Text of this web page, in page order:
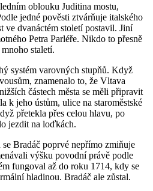
oblouku Juditina mostu,
jedné pověsti ztvárňuje italského
ve dvanáctém století postavil. Jiní
Petra Parléře. Nikdo to přesně
staletí.
systém varovných stupňů. Když
znamenalo to, že Vltava
částech města se měli připravit
k jeho ústům, ulice na staroměstské
přetekla přes celou hlavu, po
jezdit na loďkách.
Bradáč poprvé nepřímo zmiňuje
výšku povodní právě podle
fungoval až do roku 1714, kdy se
hladinou. Bradáč ale zůstal.